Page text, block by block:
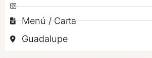
Menú / Carta
Guadalupe